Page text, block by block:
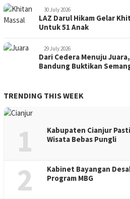
30 July 2026
LAZ Darul Hikam Gelar
Untuk 51 Anak
29 July 2026
Dari Cedera Menuju
Bandung Buktikan
TRENDING THIS WEEK
1
Kabupaten Cianjur
Wisata Bebas Pungli
2
Kabinet Bayangan
Program MBG